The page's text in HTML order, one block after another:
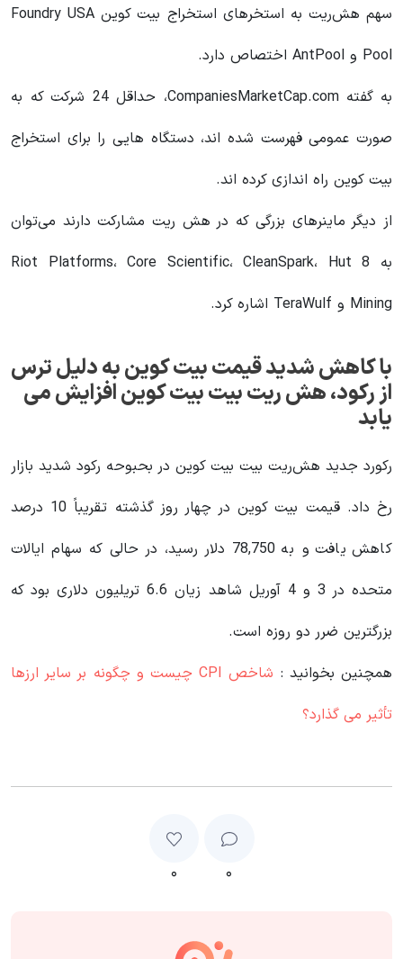
سهم هش‌ریت به استخرهای استخراج بیت کوین Foundry USA
Pool و AntPool اختصاص دارد.
به گفته CompaniesMarketCap.com، حداقل 24 شرکت که به
صورت عمومی فهرست شده اند، دستگاه هایی را برای استخراج
بیت کوین راه اندازی کرده اند.
از دیگر ماینرهای بزرگی که در هش ریت مشارکت دارند می‌توان
به Riot Platforms، Core Scientific، CleanSpark، Hut 8
Mining و TeraWulf اشاره کرد.
با کاهش شدید قیمت بیت کوین به دلیل ترس
از رکود، هش ریت بیت بیت کوین افزایش می
یابد
رکورد جدید هش‌ریت بیت بیت کوین در بحبوحه رکود شدید بازار
رخ داد. قیمت بیت کوین در چهار روز گذشته تقریباً 10 درصد
کاهش یافت و به 78,750 دلار رسید، در حالی که سهام ایالات
متحده در 3 و 4 آوریل شاهد زیان 6.6 تریلیون دلاری بود که
بزرگترین ضرر دو روزه است.
همچنین بخوانید :
شاخص CPI چیست و چگونه بر سایر ارزها
تأثیر می گذارد؟
۰ ۰